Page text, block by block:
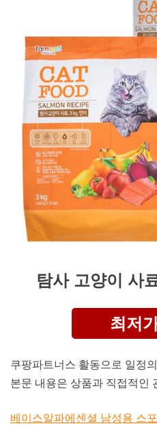
탐사 고양이 사
최저
쿠팡파트너스 활동으로 일정
본문 내용은 상품과 직접적인
베이스알파에센셜 남성용 스